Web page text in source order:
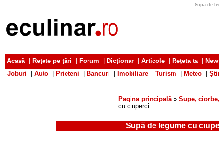
Supă de
Acasă| Rețete pe țări Forum Dicționar Articole Rețeta ta|
Joburi
Auto Prieteni Bancuri Imobiliare Turism Meteo
Pagina principală» Supe,
cu ciuperci
Supă de legume cu